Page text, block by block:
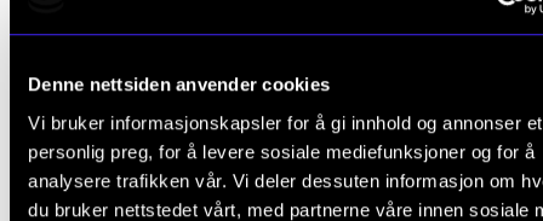
Denne nettsiden anvender cookies
Vi bruker informasjonskapsler for å gi innhold og annonser et
personlig preg, for å levere sosiale mediefunksjoner og for å
analysere trafikken vår. Vi deler dessuten informasjon om
du bruker nettstedet vårt, med partnerne våre innen sosiale
Kva eg har lært av året som studentleiar
20. juni 2025